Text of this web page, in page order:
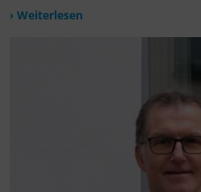
› Weiterlesen